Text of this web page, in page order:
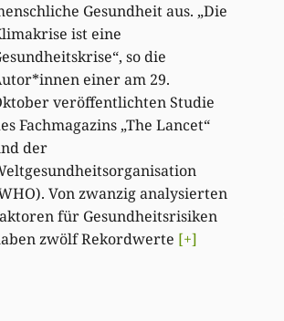
Gesundheit aus. „Die
ist eine
so die
einer am 29.
veröffentlichten Studie
Fachmagazins „The Lancet“
der
Von zwanzig analysierten
für Gesundheitsrisiken
zwölf Rekordwerte [+]